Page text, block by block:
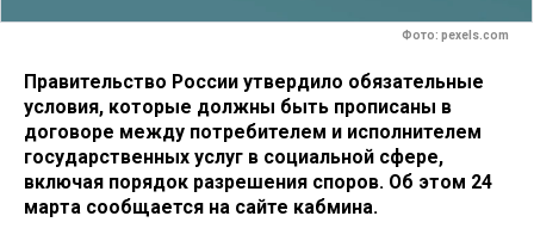
Фото: pexels.com
Правительство России утвердило обязательные
условия, которые должны быть прописаны в
договоре между потребителем и исполнителем
государственных услуг в социальной сфере,
включая порядок разрешения споров. Об этом 24
марта сообщается на сайте кабмина.